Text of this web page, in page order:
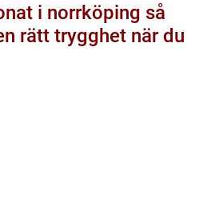
i norrköping så
rätt trygghet när du